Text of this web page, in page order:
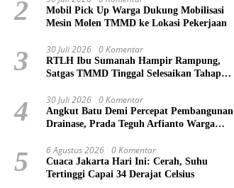
2
Mobil Pick Up Warga Dukung Mobilisasi
Mesin Molen TMMD ke Lokasi Pekerjaan
3 30 Juli 2026 0 Komentar
RTLH Ibu Sumanah Hampir Rampung,
Satgas TMMD Tinggal Selesaikan Tahap
4 30 Juli 2026 0 Komentar
Angkut Batu Demi Percepat Pembangunan
Drainase, Prada Teguh Arfianto Warga
5 6 Agustus 2026 0 Komentar
Cuaca Jakarta Hari Ini: Cerah, Suhu
Tertinggi Capai 34 Derajat Celsius